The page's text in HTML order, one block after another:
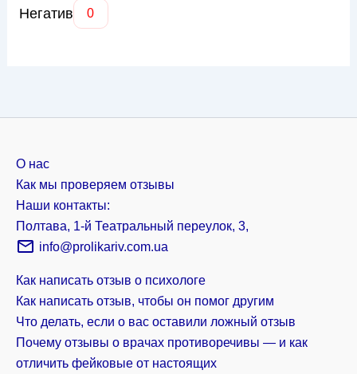
Негатив 0
О нас
Как мы проверяем отзывы
Наши контакты:
Полтава, 1-й Театральный переулок, 3,
info@prolikariv.com.ua
Как написать отзыв о психологе
Как написать отзыв, чтобы он помог другим
Что делать, если о вас оставили ложный отзыв
Почему отзывы о врачах противоречивы — и как
отличить фейковые от настоящих